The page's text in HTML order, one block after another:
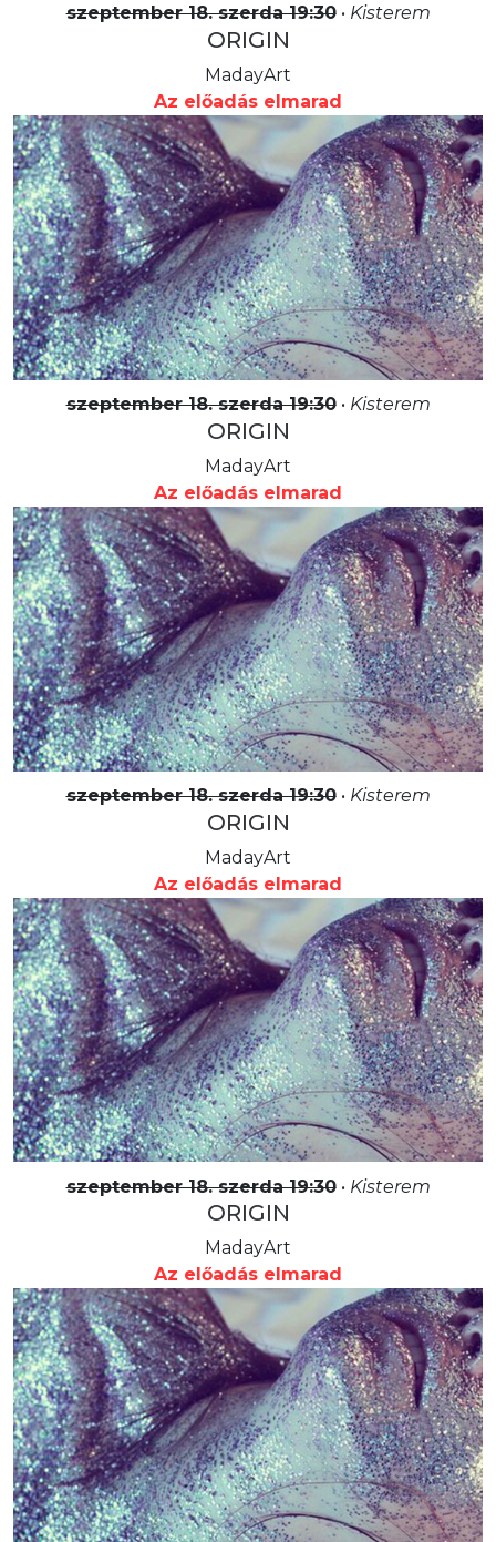
szeptember 18. szerda 19:30• Kisterem
ORIGIN
MadayArt
Az előadás elmarad
szeptember 18. szerda 19:30• Kisterem
ORIGIN
MadayArt
Az előadás elmarad
szeptember 18. szerda 19:30• Kisterem
ORIGIN
MadayArt
Az előadás elmarad
szeptember 18. szerda 19:30• Kisterem
ORIGIN
MadayArt
Az előadás elmarad